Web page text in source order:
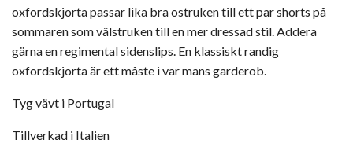
oxfordskjorta passar lika bra ostruken till ett par shorts på
sommaren som välstruken till en mer dressad stil. Addera
gärna en regimental sidenslips. En klassiskt randig
oxfordskjorta är ett måste i var mans garderob.
Tyg vävt i Portugal
Tillverkad i Italien